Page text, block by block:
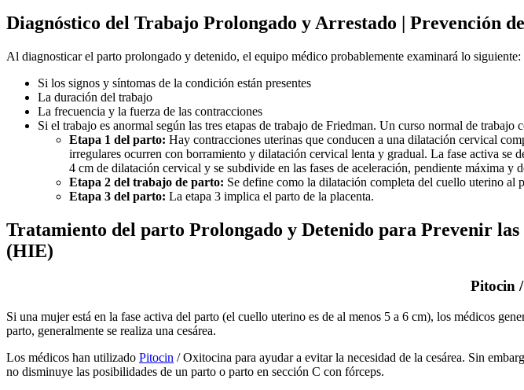
Diagnóstico del Trabajo Prolongado y Arrestado | Prevención
Al diagnosticar el parto prolongado y detenido, el equipo médico probablemente examinará lo siguiente:
Si los signos y síntomas de la condición están presentes
La duración del trabajo
La frecuencia y la fuerza de las contracciones
Si el trabajo es anormal según las tres etapas de trabajo de Friedman. Un curso normal de trabajo
Etapa 1 del parto: Hay contracciones uterinas que conducen a una dilatación cervical
irregulares ocurren con borramiento y dilatación cervical lenta y gradual. La fase activa se
4 cm de dilatación cervical y se subdivide en las fases de aceleración, pendiente máxima y
Etapa 2 del trabajo de parto: Se define como la dilatación completa del cuello uterino al
Etapa 3 del parto: La etapa 3 implica el parto de la placenta.
Tratamiento del parto Prolongado y Detenido para Prevenir
(HIE)
Pitocin
Si una mujer está en la fase activa del parto (el cuello uterino es de al menos 5 a 6 cm), los médicos
parto, generalmente se realiza una cesárea.
Los médicos han utilizado Pitocin / Oxitocina para ayudar a evitar la necesidad de la cesárea. Sin
no disminuye las posibilidades de un parto o parto en sección C con fórceps.